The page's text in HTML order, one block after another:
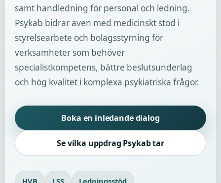
samt handledning för personal och ledning.
Psykab bidrar även med medicinskt stöd i
styrelsearbete och bolagsstyrning för
verksamheter som behöver
specialistkompetens, bättre beslutsunderlag
och hög kvalitet i komplexa psykiatriska frågor.
Boka en inledande dialog
Se vilka uppdrag Psykab tar